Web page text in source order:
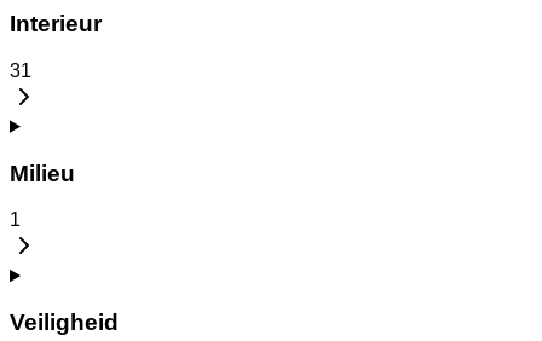
Interieur
31
Milieu
1
Veiligheid